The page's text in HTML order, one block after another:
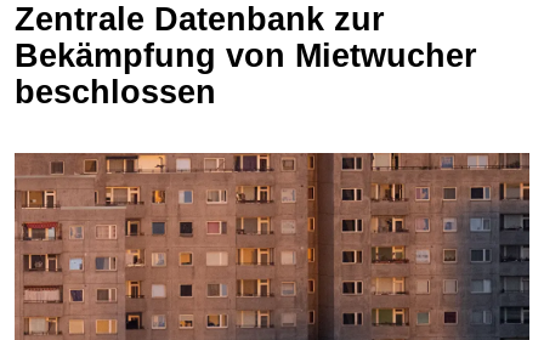
Zentrale Datenbank zur
Bekämpfung von Mietwucher
beschlossen